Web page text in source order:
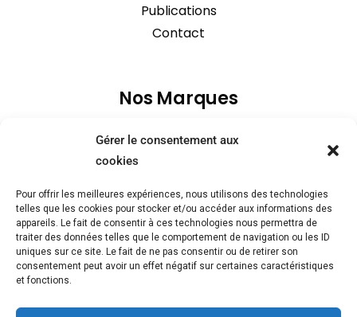
Gérer le consentement aux
cookies
Pour offrir les meilleures expériences, nous utilisons des technologies
telles que les cookies pour stocker et/ou accéder aux informations des
appareils. Le fait de consentir à ces technologies nous permettra de
traiter des données telles que le comportement de navigation ou les ID
uniques sur ce site. Le fait de ne pas consentir ou de retirer son
consentement peut avoir un effet négatif sur certaines caractéristiques
et fonctions.
Publications
Contact
Nos Marques